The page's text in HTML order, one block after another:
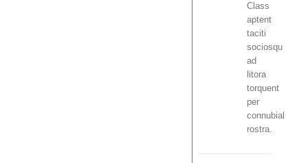
Class
aptent
taciti
sociosqu
ad
litora
torquent
per
connubial
rostra.